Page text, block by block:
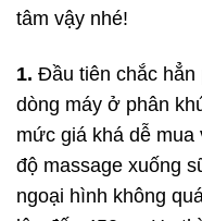
tâm vậy nhé!
1. Đầu tiên chắc hẳn
dòng máy ở phân
mức giá khá dễ
độ massage xuống
ngoại hình không